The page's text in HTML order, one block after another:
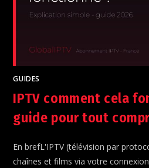
GUIDES
IPTV comment cela
guide pour tout
En brefL'IPTV (télévision par
chaînes et films via votre